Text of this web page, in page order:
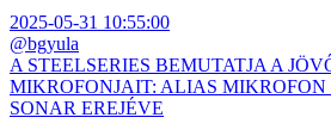
2025-05-31 10:55:00
@bgyula
A STEELSERIES BEMUTATJA A
MIKROFONJAIT: ALIAS
SONAR EREJÉVE